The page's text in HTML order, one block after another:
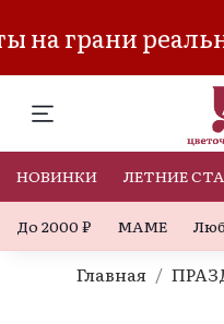
грани
НОВИНКИ ЛЕТНИЕ
До 2000 ₽ МАМЕ
Главная